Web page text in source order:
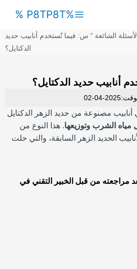
القائمة
%P8TP8T %
الشائعة " س: فيما تُستخدم أنابيب حديد
الدكتايل؟
أنابيب حديد الدكتايل؟
04-02
أنابيب مصنوعة من حديد الزهر الدكتايل
مياه الشرب وتوزيعها. هذا النوع من
الحديد الزهر السابقة، والتي حلت
مراجعته من قبل الخبير التقني في